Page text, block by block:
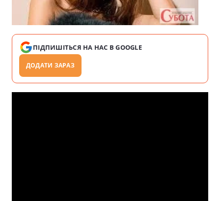
ПІДПИШІТЬСЯ НА НАС В GOOGLE
ДОДАТИ ЗАРАЗ